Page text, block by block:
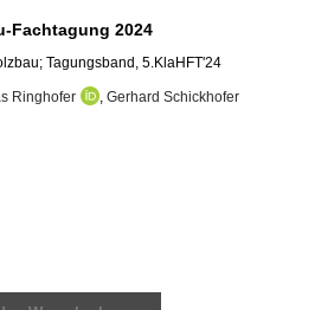
Fach­ta­gung 2024
Ta­gungs­band, 5.​KlaHFT'24
Ring­ho­fer
Ger­hard Schick­ho­fer